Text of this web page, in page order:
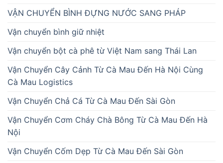
VẬN CHUYỂN BÌNH ĐỰNG NƯỚC SANG PHÁP
Vận chuyển bình giữ nhiệt
Vận chuyển bột cà phê từ Việt Nam sang Thái Lan
Vận Chuyển Cây Cảnh Từ Cà Mau Đến Hà Nội Cùng
Cà Mau Logistics
Vận Chuyển Chả Cá Từ Cà Mau Đến Sài Gòn
Vận Chuyển Cơm Cháy Chà Bông Từ Cà Mau Đến Hà
Nội
Vận Chuyển Cốm Dẹp Từ Cà Mau Đến Sài Gòn